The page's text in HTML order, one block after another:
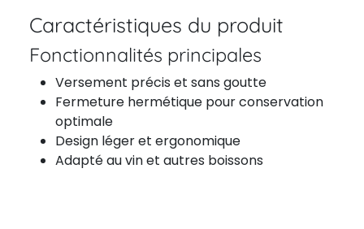
Caractéristiques du produit
Fonctionnalités principales
Versement précis et sans goutte
Fermeture hermétique pour conservation
optimale
Design léger et ergonomique
Adapté au vin et autres boissons